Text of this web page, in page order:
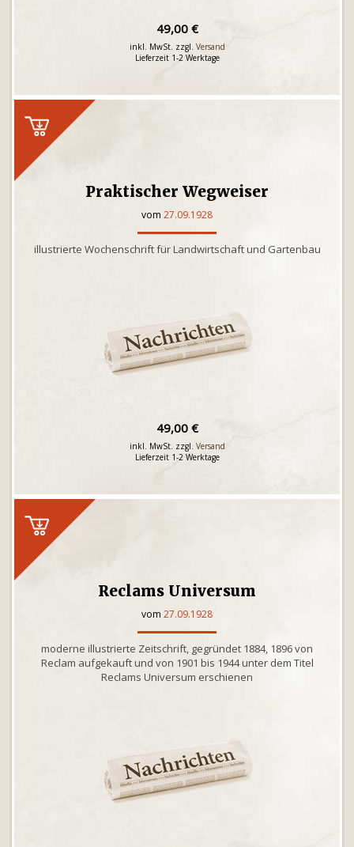
49,00 €
inkl. MwSt. zzgl. Versand
Lieferzeit 1-2 Werktage
Praktischer Wegweiser
vom 27.09.1928
illustrierte Wochenschrift für Landwirtschaft und Gartenbau
49,00 €
inkl. MwSt. zzgl. Versand
Lieferzeit 1-2 Werktage
Reclams Universum
vom 27.09.1928
moderne illustrierte Zeitschrift, gegründet 1884, 1896 von
Reclam aufgekauft und von 1901 bis 1944 unter dem Titel
Reclams Universum erschienen